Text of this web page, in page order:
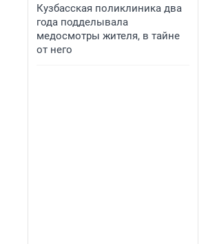
Кузбасская поликлиника два
года подделывала
медосмотры жителя, в тайне
от него